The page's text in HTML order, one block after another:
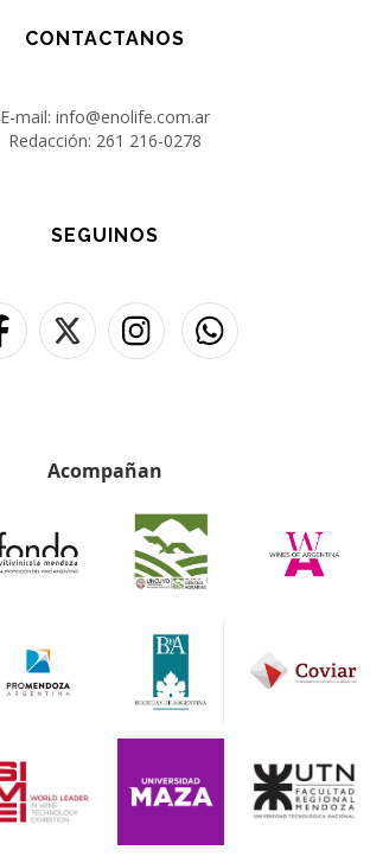
CONTACTANOS
E-mail: info@enolife.com.ar
Redacción: 261 216-0278
SEGUINOS
Acompañan